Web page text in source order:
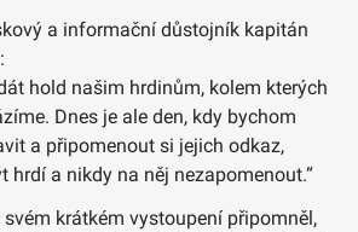
a informační důstojník kapitán
hold našim hrdinům, kolem kterých
Dnes je ale den, kdy bychom
a připomenout si jejich odkaz,
hrdí a nikdy na něj nezapomenout.“
krátkém vystoupení připomněl,